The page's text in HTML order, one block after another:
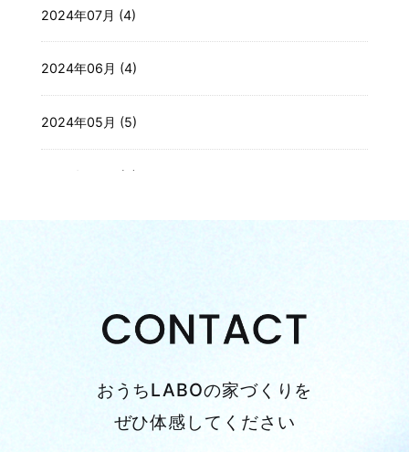
2024年07月 (4)
2024年06月 (4)
2024年05月 (5)
2024年04月 (3)
2024年01月 (3)
2023年12月 (3)おうちLABOの家づくりを
ぜひ体感してください